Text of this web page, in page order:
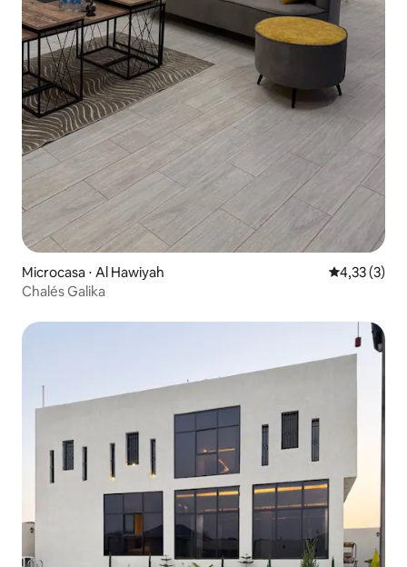
Microcasa ⋅ Al Hawiyah 4,33 de
4,33 (3)
Chalés Galika